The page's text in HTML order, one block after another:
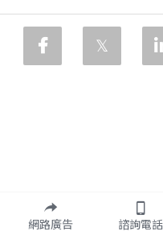
網路廣告 諮詢電話